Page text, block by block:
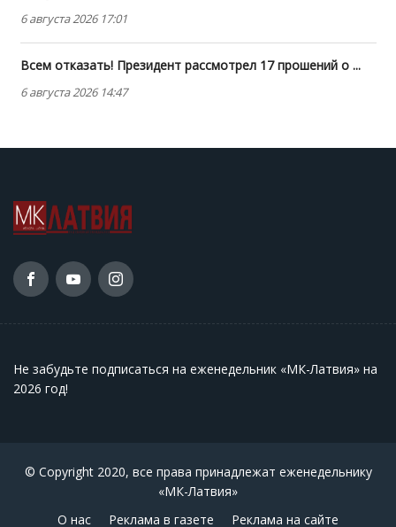
6 августа 2026 17:01
Всем отказать! Президент рассмотрел 17 прошений о ...
6 августа 2026 14:47
Не забудьте подписаться на еженедельник «МК-Латвия» на
2026 год!
© Copyright 2020, все права принадлежат еженедельнику
«МК-Латвия»
О нас
Реклама в газете
Реклама на сайте